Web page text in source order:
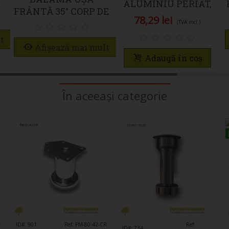
FRÂNTĂ 35° CORP DE
65°
ALUMINIU PERIAT,
LUNGIME 4M,
KAPSAN
78,29 lei (TVA incl.)
Adaugă în coș
În aceeași categorie
Îmi place
ID#: 901 Ref: PM-80-42-CR
Ref: